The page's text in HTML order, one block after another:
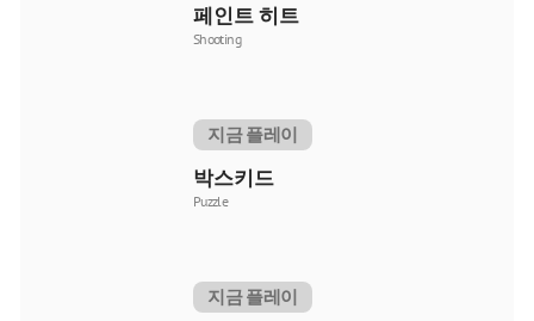
페인트 히트
Shooting
지금 플레이
박스키드
Puzzle
지금 플레이